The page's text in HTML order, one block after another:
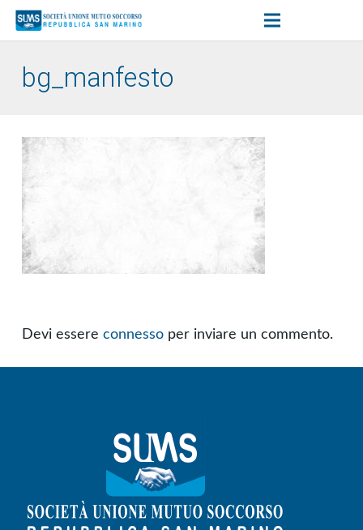
bg_manfesto
Devi essere connesso per inviare un commento.